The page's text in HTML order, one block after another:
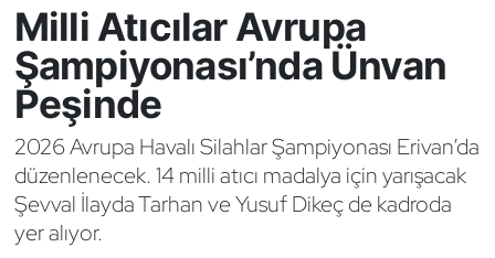
Milli Atıcılar Avrupa
Şampiyonası’nda Ünvan
Peşinde
2026 Avrupa Havalı Silahlar Şampiyonası Erivan’da
düzenlenecek. 14 milli atıcı madalya için yarışacak
Şevval İlayda Tarhan ve Yusuf Dikeç de kadroda
yer alıyor.
Binicilik
Bisiklet
Bocce Bowling Dart
Boks
Briç